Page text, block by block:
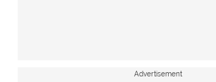
Advertisement